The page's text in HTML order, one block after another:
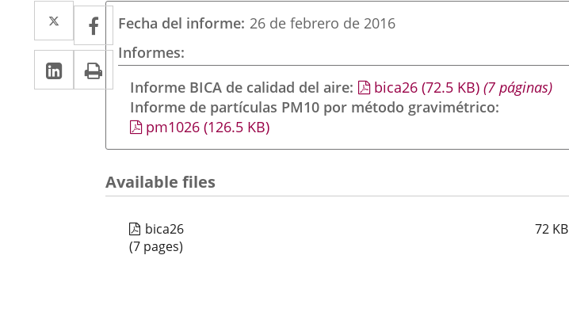
Twitter
Enlace
a
una
aplicación
externa.
Facebook
Enlace
a
una
aplicación
externa.
Linkedin
Enlace
a
aplicación
externa.
Print
Fecha del informe 26 de febrero de 2016
Informes
Informe BICA de calidad del aire
bica26(72.5 KB)(7 páginas)
Informe de partículas PM10 por método gravimétrico
pm1026(126.5 KB)
Available files
bica26 72 KB
(7 pages)